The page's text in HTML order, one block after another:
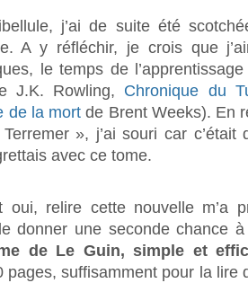
j’ai de suite été
A y réfléchir, je crois que
le temps de
J.K. Rowling, Chronique du
de la mort de Brent Weeks). En
», j’ai souri car c’était
avec ce tome.
oui, relire cette nouvelle m’a
donner une seconde chance
de Le Guin, simple et
pages, suffisamment pour la lire